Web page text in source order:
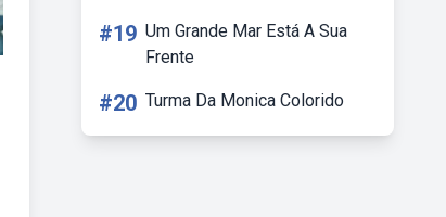
#19 Um Grande Mar Está A Sua
Frente
#20 Turma Da Monica Colorido